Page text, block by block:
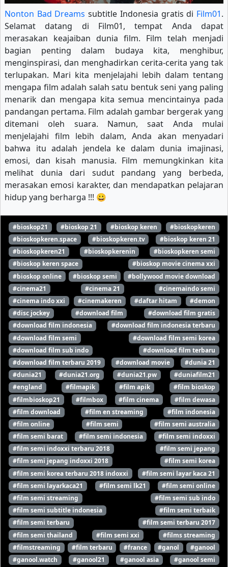
Nonton Bad Dreams subtitle Indonesia gratis di Film01.
Selamat datang di Film01, tempat Anda dapat
merasakan keajaiban dunia film. Film telah menjadi
bagian penting dalam budaya kita, menghibur,
menginspirasi, dan menghadirkan cerita-cerita yang tak
terlupakan. Mari kita menjelajahi lebih dalam tentang
mengapa film adalah salah satu bentuk seni yang paling
menarik dan mengapa kita semua mencintainya pada
pandangan pertama. Film adalah gambar bergerak yang
ditemani oleh suara. Namun, saat Anda mulai
menjelajahi film lebih dalam, Anda akan menyadari
bahwa itu adalah jendela ke dalam dunia imajinasi,
emosi, dan kisah manusia. Film memungkinkan kita
melihat dunia dari sudut pandang yang berbeda,
merasakan emosi karakter, dan mendapatkan pelajaran
hidup yang berharga !!! 😀
#bioskop21 #bioskop 21 #bioskop keren
#bioskopkeren
#bioskopkeren.space
#bioskopkeren.tv
#bioskop keren 21
#bioskopkeren21
#bioskopkerenin
#bioskopkeren semi
#bioskop keren space
#bioskop movie cinema xxi
#bioskop online
#bioskop semi
#bollywood movie download
#cinema21
#cinema 21
#cinemaindo semi
#cinema indo xxi
#cinemakeren #daftar hitam
#demon
#disc jockey
#download film
#download film gratis
#download film indonesia
#download film indonesia terbaru
#download film semi
#download film semi korea
#download film sub indo
#download film terbaru
#download film terbaru 2019
#download movie
#dunia 21
#dunia21
#dunia21.org #dunia21.pw
#duniafilm21
#england
#filmapik #film apik
#film bioskop
#filmbioskop21
#filmbox #film cinema
#film dewasa
#film download
#film en streaming
#film indonesia
#film online
#film semi
#film semi australia
#film semi barat
#film semi indonesia
#film semi indoxxi
#film semi indoxxi terbaru 2018
#film semi jepang
#film semi jepang indoxxi 2018
#film semi korea
#film semi korea terbaru 2018 indoxxi
#film semi layar kaca 21
#film semi layarkaca21
#film semi lk21
#film semi online
#film semi streaming
#film semi sub indo
#film semi subtitle indonesia
#film semi terbaik
#film semi terbaru
#film semi terbaru 2017
#film semi thailand
#film semi xxi
#films streaming
#filmstreaming
#film terbaru #france #ganol
#ganool
#ganool.watch
#ganool21 #ganool asia
#ganool semi